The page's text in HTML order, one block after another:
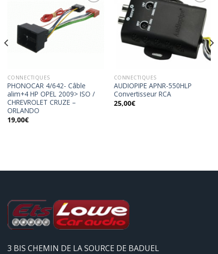
CONNECTIQUES
PHONOCAR 4/642- Câble
alim+4 HP OPEL 2009> ISO /
CHREVROLET CRUZE –
ORLANDO
19,00€
Ajouter
à la
wishlist
CONNECTIQUES
AUDIOPIPE APNR-550HLP
Convertisseur RCA
25,00€
3 BIS CHEMIN DE LA SOURCE DE BADUEL